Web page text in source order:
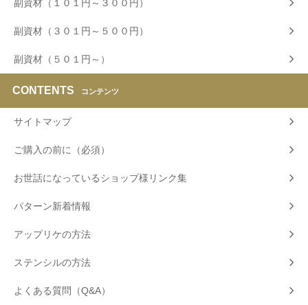
副資材（１０１円～３００円）
副資材（３０１円～５００円）
副資材（５０１円～）
CONTENTS コンテンツ
サイトマップ
ご購入の前に（必須）
お世話になっているショップ様リンク集
パターン新着情報
アップリケの方法
ステンシルの方法
よくある質問（Q&A）